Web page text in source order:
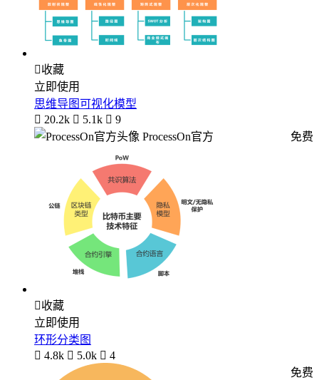
收藏
立即使用
思维导图可视化模型
 20.2k  5.1k  9
ProcessOn官方
免费
收藏
立即使用
环形分类图
 4.8k  5.0k  4
免费